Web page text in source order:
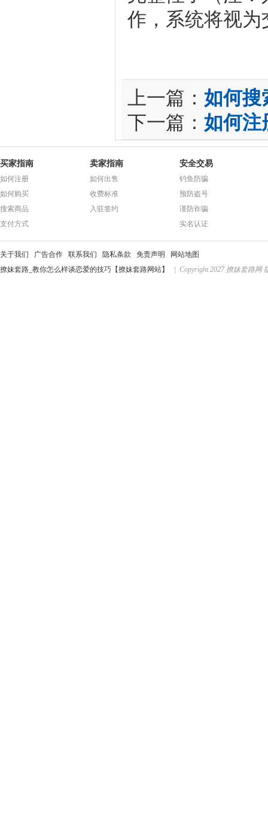
作，系统将视
上一篇： 如何搜
下一篇： 如何注
买家指南
如何注册
如何购买
搜索商品
支付方式
卖家指南
如何出售
收费标准
入驻签约
安全交易
钓鱼防骗
预防盗号
谨防诈骗
实名认证
关于我们 广告合作 联系我们 隐私条款 免责声明
网站地图
撩妹套路_教你怎么样谈恋爱的技巧【撩妹套路网站】
| Copyright 2027 撩妹套路网